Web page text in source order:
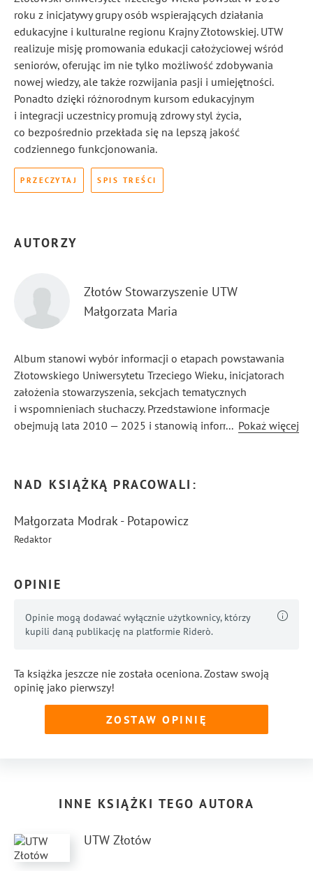
roku z inicjatywy grupy osób wspierających działania
edukacyjne i kulturalne regionu Krajny Złotowskiej. UTW
realizuje misję promowania edukacji całożyciowej wśród
seniorów, oferując im nie tylko możliwość zdobywania
nowej wiedzy, ale także rozwijania pasji i umiejętności.
Ponadto dzięki różnorodnym kursom edukacyjnym
i integracji uczestnicy promują zdrowy styl życia,
co bezpośrednio przekłada się na lepszą jakość
codziennego funkcjonowania.
PRZECZYTAJ SPIS TREŚCI
AUTORZY
Złotów Stowarzyszenie UTW
Małgorzata Maria
Album stanowi wybór informacji o etapach powstawania
Złotowskiego Uniwersytetu Trzeciego Wieku, inicjatorach
założenia stowarzyszenia, sekcjach tematycznych
i wspomnieniach słuchaczy. Przedstawione informacje
obejmują lata 2010 — 2025 i stanowią informacyjno —
... Pokaż więcej
NAD KSIĄŻKĄ PRACOWALI:
Małgorzata Modrak - Potapowicz
Redaktor
OPINIE
Opinie mogą dodawać wyłącznie użytkownicy, którzy
kupili daną publikację na platformie Riderò.
Ta książka jeszcze nie została oceniona. Zostaw swoją
opinię jako pierwszy!
ZOSTAW OPINIĘ
INNE KSIĄŻKI TEGO AUTORA
UTW Złotów